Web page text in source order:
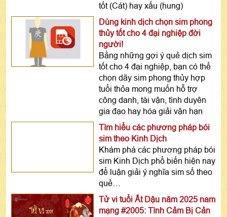
tốt (Cát) hay xấu (hung)
Dùng kinh dịch chọn sim phong
thủy tốt cho 4 đại nghiệp đời
người!
Bằng những gợi ý quẻ dịch sim
tốt cho 4 đại nghiệp, bạn có thể
chọn dãy sim phong thủy hợp
tuổi thỏa mong muốn hỗ trợ
công danh, tài vận, tình duyên
gia đạo hay hóa giải vận hạn
Tìm hiểu các phương pháp bói
sim theo Kinh Dịch
Khám phá các phương pháp bói
sim Kinh Dịch phổ biến hiện nay
để luận giải ý nghĩa sim số theo
quẻ…
Tử vi tuổi Ất Dậu năm 2025 nam
mạng #2005: Tình Cảm Bị Cản